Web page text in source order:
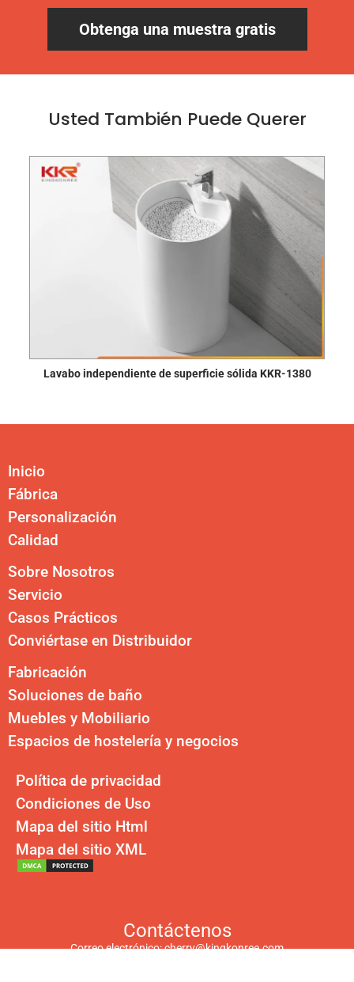
Obtenga una muestra gratis
Usted También Puede Querer
Lavabo independiente de superficie sólida KKR-1380
Inicio
Fábrica
Personalización
Calidad
Sobre Nosotros
Servicio
Casos Prácticos
Conviértase en Distribuidor
Fabricación
Soluciones de baño
Muebles y Mobiliario
Espacios de hostelería y negocios
Política de privacidad
Condiciones de Uso
Mapa del sitio Html
Mapa del sitio XML
Contáctenos
Correo electrónico:cherry@kingkonree.com